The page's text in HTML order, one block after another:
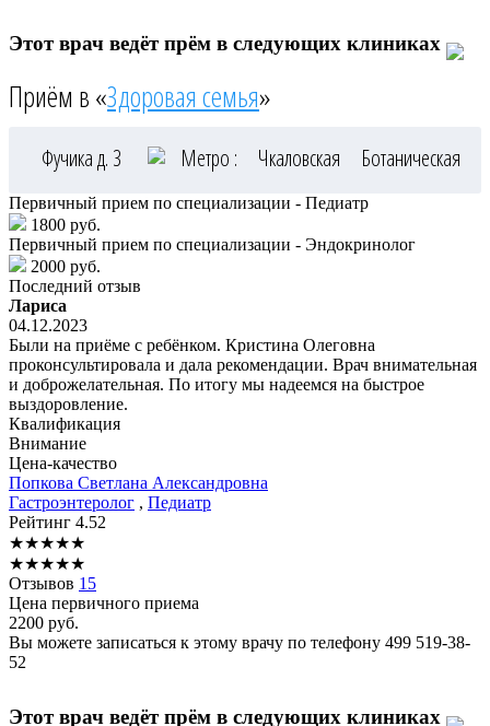
Этот врач ведёт прём в следующих клиниках
Приём в «Здоровая семья»
Фучика д. 3 Метро : Чкаловская Ботаническая
Первичный прием по специализации - Педиатр
1800 руб.
Первичный прием по специализации - Эндокринолог
2000 руб.
Последний отзыв
Лариса
04.12.2023
Были на приёме с ребёнком. Кристина Олеговна
проконсультировала и дала рекомендации. Врач внимательная
и доброжелательная. По итогу мы надеемся на быстрое
выздоровление.
Квалификация
Внимание
Цена-качество
Попкова Светлана Александровна
Гастроэнтеролог , Педиатр
Рейтинг 4.52
★★★★★
★★★★★
Отзывов 15
Цена первичного приема
2200 руб.
Вы можете записаться к этому врачу по телефону 499 519-38-
52
Этот врач ведёт прём в следующих клиниках